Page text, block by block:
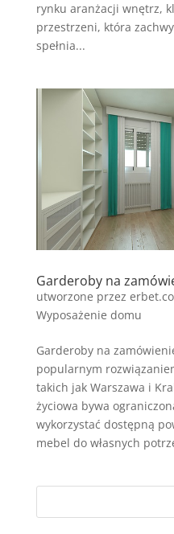
rynku aranżacji wnętrz,
przestrzeni, która
spełnia...
Garderoby na
utworzone przez
Wyposażenie domu
Garderoby na
popularnym
takich jak Warszawa i
życiowa bywa
wykorzystać dostępną
mebel do własnych